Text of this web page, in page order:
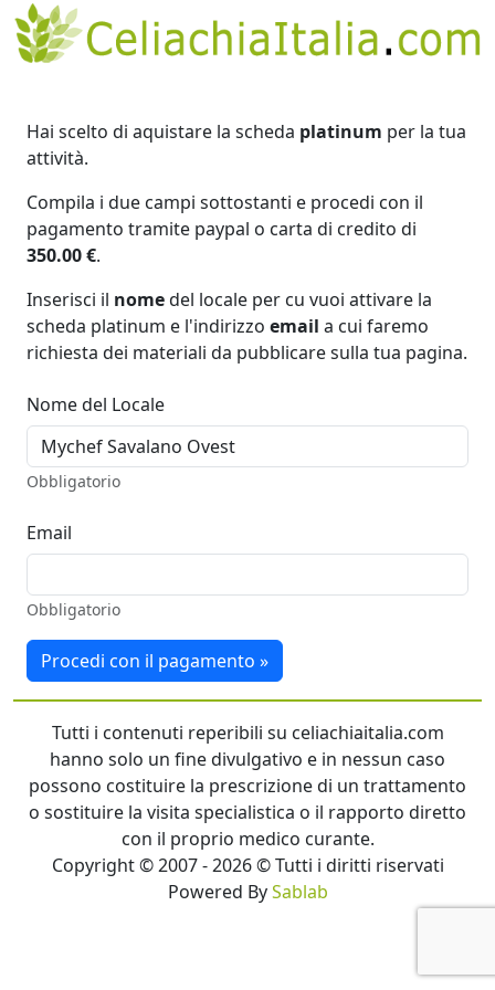
Hai scelto di aquistare la scheda platinum per la tua
attività.
Compila i due campi sottostanti e procedi con il
pagamento tramite paypal o carta di credito di
350.00 €.
Inserisci il nomedel locale per cu vuoi attivare la
scheda platinum e l'indirizzo email a cui faremo
richiesta dei materiali da pubblicare sulla tua pagina.
Nome del Locale
Obbligatorio
Email
Obbligatorio
Procedi con il pagamento »
Tutti i contenuti reperibili su celiachiaitalia.com
hanno solo un fine divulgativo e in nessun caso
possono costituire la prescrizione di un trattamento
o sostituire la visita specialistica o il rapporto diretto
con il proprio medico curante.
Copyright © 2007 - 2026 © Tutti i diritti riservati
Powered BySablab